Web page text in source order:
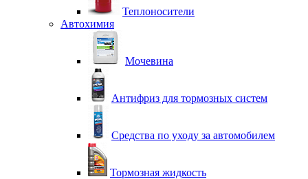
Теплоносители
Автохимия
Мочевина
Антифриз для тормозных систем
Средства по уходу за автомобилем
Тормозная жидкость